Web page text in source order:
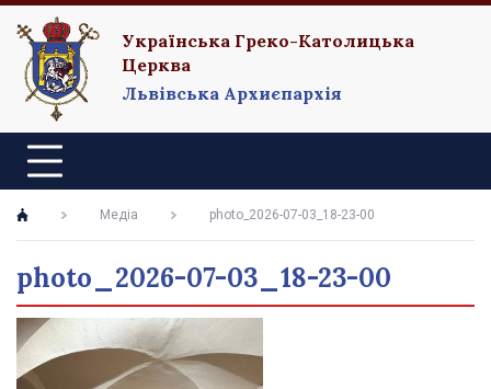
Українська Греко-Католицька
Церква
Львівська Архиєпархія
Медіа photo_2026-07-03_18-23-00
photo_2026-07-03_18-23-00